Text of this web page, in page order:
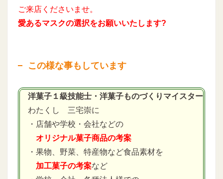
ご来店くださいませ。
愛あるマスクの選択をお願いいたします?
この様な事もしています
洋菓子１級技能士・洋菓子ものづくりマイスター
わたくし 三宅崇に
・店舗や学校・会社などの
オリジナル菓子商品の考案
・果物、野菜、特産物など食品素材を
加工菓子の考案など